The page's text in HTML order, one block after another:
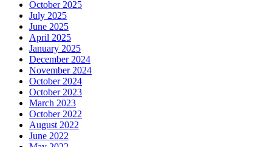
October 2025
July 2025
June 2025
April 2025
January 2025
December 2024
November 2024
October 2024
October 2023
March 2023
October 2022
August 2022
June 2022